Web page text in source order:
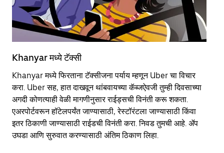
Khanyar मध्ये टॅक्सी
Khanyar मध्ये फिरताना टॅक्सीजना पर्याय म्हणून Uber चा विचार
करा. Uber सह, हात दाखवून थांबवायच्या कॅब्जऐवजी तुम्ही दिवसाच्या
अगदी कोणत्याही वेळी मागणीनुसार राईड्सची विनंती करू शकता.
एअरपोर्टवरून हॉटेलपर्यंत जाण्यासाठी, रेस्टॉरंटला जाण्यासाठी किंवा
इतर‍ ठिकाणी जाण्यासाठी राईडची विनंती करा. निवड तुमची आहे. ॲप
उघडा आणि सुरुवात करण्यासाठी अंतिम ठिकाण लिहा.